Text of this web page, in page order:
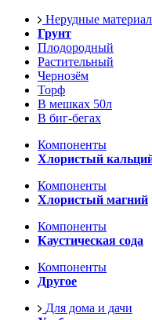
Нерудные
Грунт
Плодородный
Растительный
Чернозём
Торф
В мешках 50л
В биг-бегах
Компоненты
Хлористый
Компоненты
Хлористый магний
Компоненты
Каустическая сода
Компоненты
Другое
Для дома и дачи